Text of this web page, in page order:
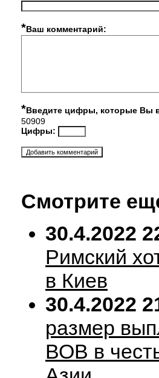
*Ваш комментарий:
*Введите цифры, которые Вы
50909
Цифры:
Смотрите
30.4.2022
Римский
в Киев
30.4.2022
размер
ВОВ в